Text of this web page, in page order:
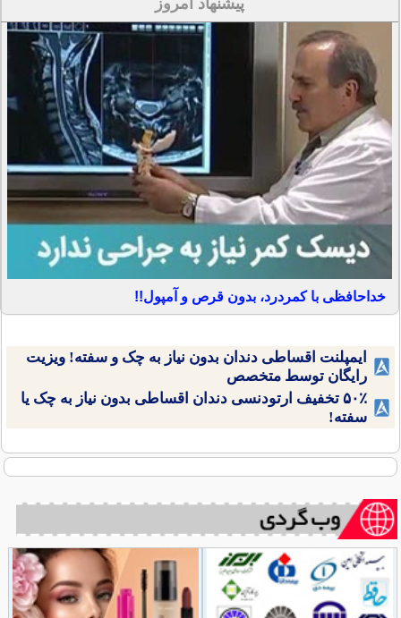
پیشنهاد امروز
خداحافظی با کمردرد، بدون قرص و آمپول!!
ایمپلنت اقساطی دندان بدون نیاز به چک و سفته! ویزیت
رایگان توسط متخصص
۵۰٪ تخفیف ارتودنسی دندان اقساطی بدون نیاز به چک یا
سفته!